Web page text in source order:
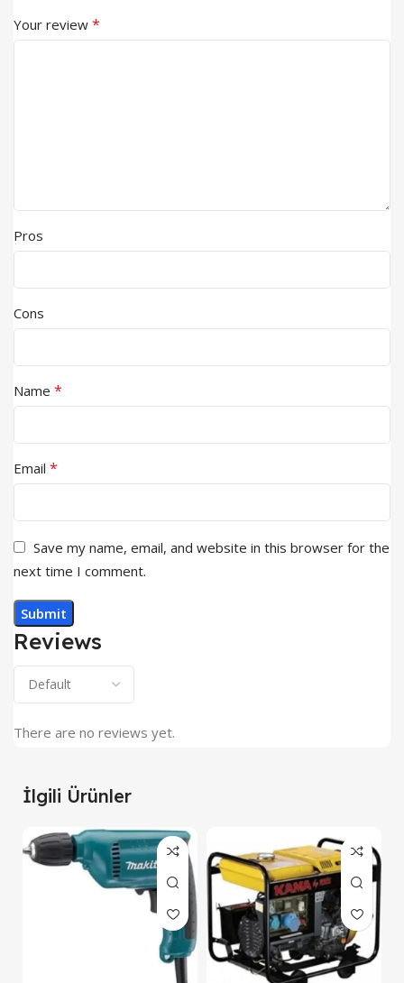
Reviews
There are no reviews yet.
Your review *
Pros
Cons
Name *
Email *
Save my name, email, and website in this browser for the
next time I comment.
İlgili Ürünler